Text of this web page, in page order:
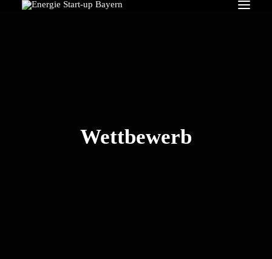
Wettbewerb